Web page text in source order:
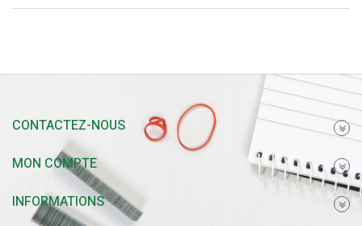
CONTACTEZ-NOUS
MON COMPTE
INFORMATIONS